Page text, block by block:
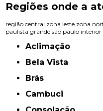
Regiões onde a
região central zona leste zona
paulista grande são paulo interior
Aclimação
Bela Vista
Brás
Cambuci